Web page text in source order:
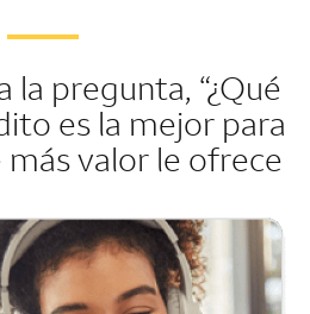
la pregunta, “¿Qué
es la mejor para
más valor le ofrece